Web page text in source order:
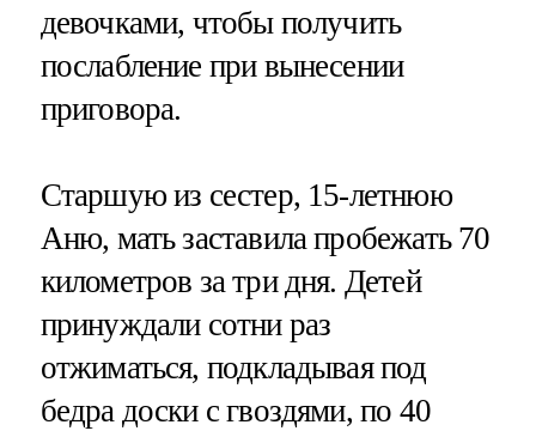
девочками, чтобы получить
послабление при вынесении
приговора.
Старшую из сестер, 15-летнюю
Аню, мать заставила пробежать 70
километров за три дня. Детей
принуждали сотни раз
отжиматься, подкладывая под
бедра доски с гвоздями, по 40